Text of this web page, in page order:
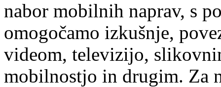
nabor mobilnih naprav, s
omogočamo izkušnje,
videom, televizijo,
mobilnostjo in drugim. Za